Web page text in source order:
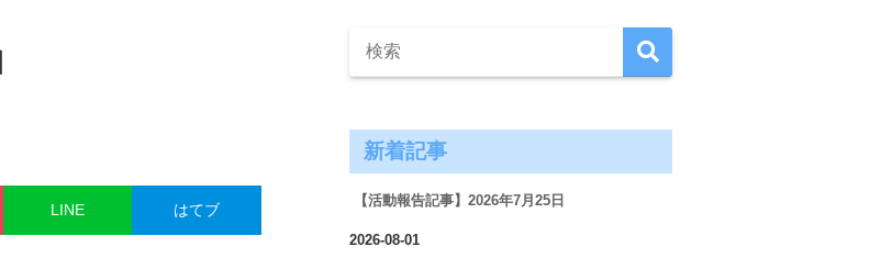
LINE はてブ
新着記事
【活動報告記事】2026年7月25日
2026-08-01